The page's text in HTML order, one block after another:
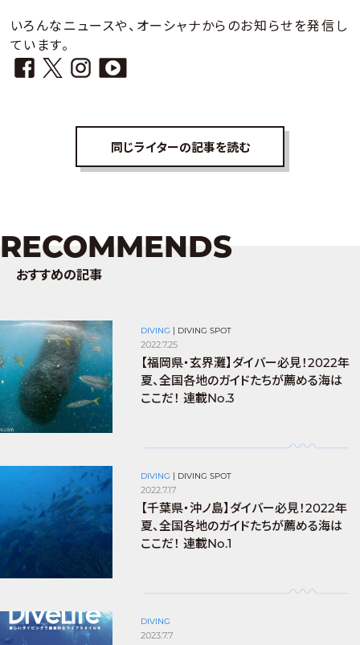
いろんなニュースや、オーシャナからのお知らせを発信し
ています。
同じライターの記事を読む
RECOMMENDS
おすすめの記事
DIVING DIVING SPOT
2022.7.25
【福岡県・玄界灘】ダイバー必見！2022年
夏、全国各地のガイドたちが薦める海は
ここだ！ 連載No.3
DIVING DIVING SPOT
2022.7.17
【千葉県・沖ノ島】ダイバー必見！2022年
夏、全国各地のガイドたちが薦める海は
ここだ！ 連載No.1
DIVING
2023.7.7